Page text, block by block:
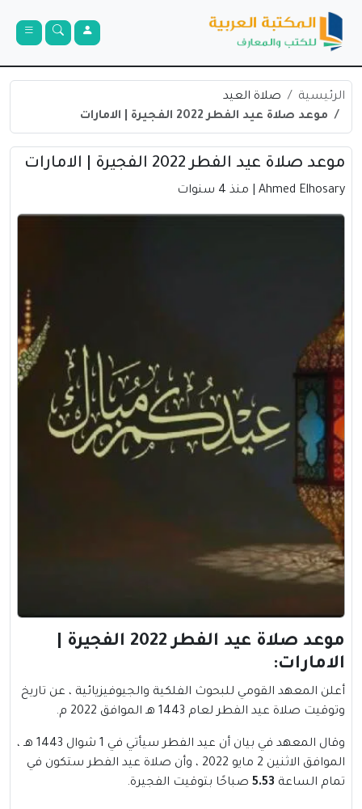
الرئيسية
صلاة العيد
موعد صلاة عيد الفطر 2022 الفجيرة | الامارات
موعد صلاة عيد الفطر 2022 الفجيرة | الامارات
Ahmed Elhosary | منذ 4 سنوات
موعد صلاة عيد الفطر 2022 الفجيرة |
الامارات:
أعلن المعهد القومي للبحوث الفلكية والجيوفيزيائية ، عن تاريخ
وتوقيت صلاة عيد الفطرلعام 1443 هـ الموافق 2022 م.
وقال المعهد في بيان أن عيد الفطر سيأتي في 1 شوال 1443 هـ ،
الموافق الاثنين 2 مايو 2022 ، وأن صلاة عيد الفطر ستكون في
تمام الساعة 5.53 صباحًا بتوقيت الفجيرة.